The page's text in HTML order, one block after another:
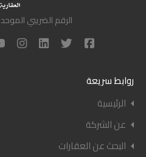
الرقم الضريبي الموحد 507-746-699
روابط سريعة
الرئيسية
عن الشركة
البحث عن العقارات